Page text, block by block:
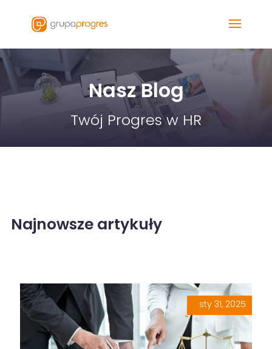
Nasz Blog
Twój Progres w HR
Najnowsze artykuły
sty 31, 2025
|,,,,